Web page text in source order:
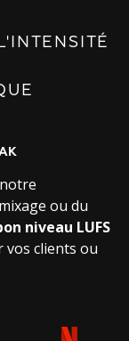
ou du
niveau LUFS
vos clients ou